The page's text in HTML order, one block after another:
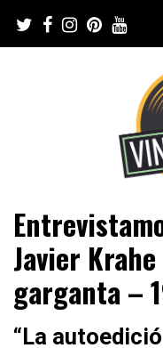
content
VinylRoute
Javier
garganta –
“La